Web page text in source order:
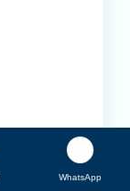
WhatsApp